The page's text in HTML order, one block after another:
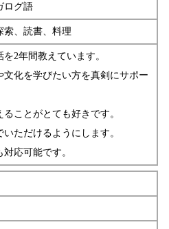
ログ語
索、読書、料理
を2年間教えています。
文化を学びたい方を真剣にサポー
ことがとても好きです。
ただけるようにします。
応可能です。